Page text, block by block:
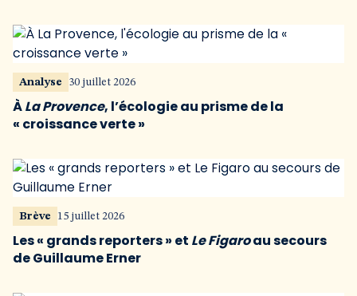
Analyse 30 juillet 2026
ÀLa Provence, l’écologie au prisme de la
« croissance verte »
Brève 15 juillet 2026
Les « grands reporters » et Le Figaroau secours
de Guillaume Erner